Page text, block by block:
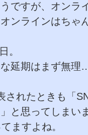
ですが、オンラ
ンラインはち
。
延期はまず無
されたときも「
と思ってしまい
ますよね。